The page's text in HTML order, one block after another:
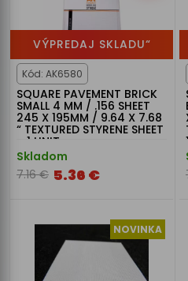
VÝPREDAJ SKLADU“
Kód: AK6580
SQUARE PAVEMENT BRICK
SMALL 4 MM / .156 SHEET
245 X 195MM / 9.64 X 7.68
“ TEXTURED STYRENE SHEET
– 1 UNIT
Skladom
7.16 € 5.36 €
NOVINKA